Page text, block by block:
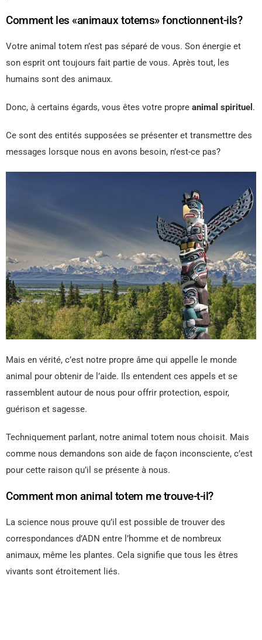
Comment les «animaux totems» fonctionnent-ils?
Votre animal totem n’est pas séparé de vous. Son énergie et
son esprit ont toujours fait partie de vous. Après tout, les
humains sont des animaux.
Donc, à certains égards, vous êtes votre propre animal spirituel .
Ce sont des entités supposées se présenter et transmettre des
messages lorsque nous en avons besoin, n’est-ce pas?
Mais en vérité, c’est notre propre âme qui appelle le monde
animal pour obtenir de l’aide. Ils entendent ces appels et se
rassemblent autour de nous pour offrir protection, espoir,
guérison et sagesse.
Techniquement parlant, notre animal totem nous choisit. Mais
comme nous demandons son aide de façon inconsciente, c’est
pour cette raison qu’il se présente à nous.
Comment mon animal totem me trouve-t-il?
La science nous prouve qu’il est possible de trouver des
correspondances d’ADN entre l’homme et de nombreux
animaux, même les plantes. Cela signifie que tous les êtres
vivants sont étroitement liés.